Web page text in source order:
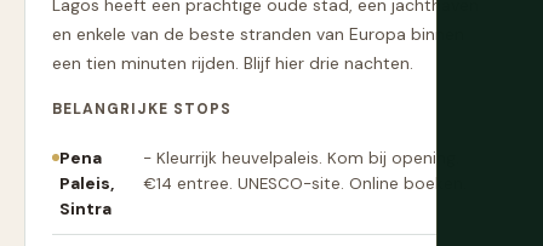
Lagos heeft een prachtige oude stad, een jachthaven
en enkele van de beste stranden van Europa binnen
een tien minuten rijden. Blijf hier drie nachten.
BELANGRIJKE STOPS
Pena
Paleis,
Sintra
- Kleurrijk heuvelpaleis. Kom bij opening.
€14 entree. UNESCO-site. Online boeken.